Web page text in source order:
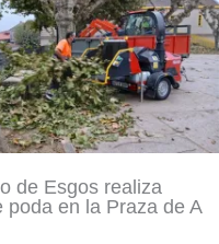
de Esgos realiza
poda en la Praza de A